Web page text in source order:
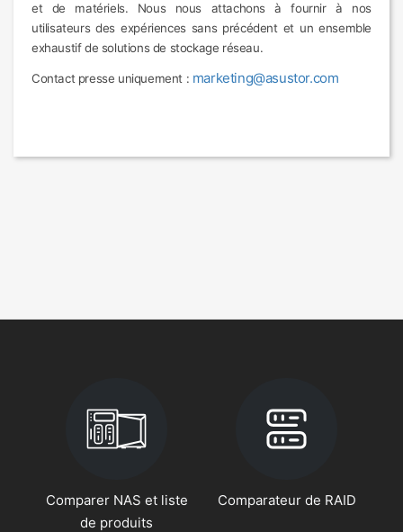
et de matériels. Nous nous attachons à fournir à nos
utilisateurs des expériences sans précédent et un ensemble
exhaustif de solutions de stockage réseau.
Contact presse uniquement : marketing@asustor.com
Comparer NAS et liste
de produits
Comparateur de RAID